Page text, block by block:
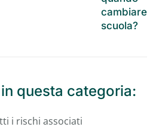
cambiare
scuola?
questa categoria: